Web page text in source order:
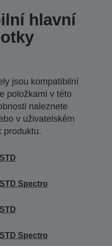
hlavní
jsou kompatibilní
položkami v této
naleznete
v uživatelském
produktu.
Spectro
Spectro